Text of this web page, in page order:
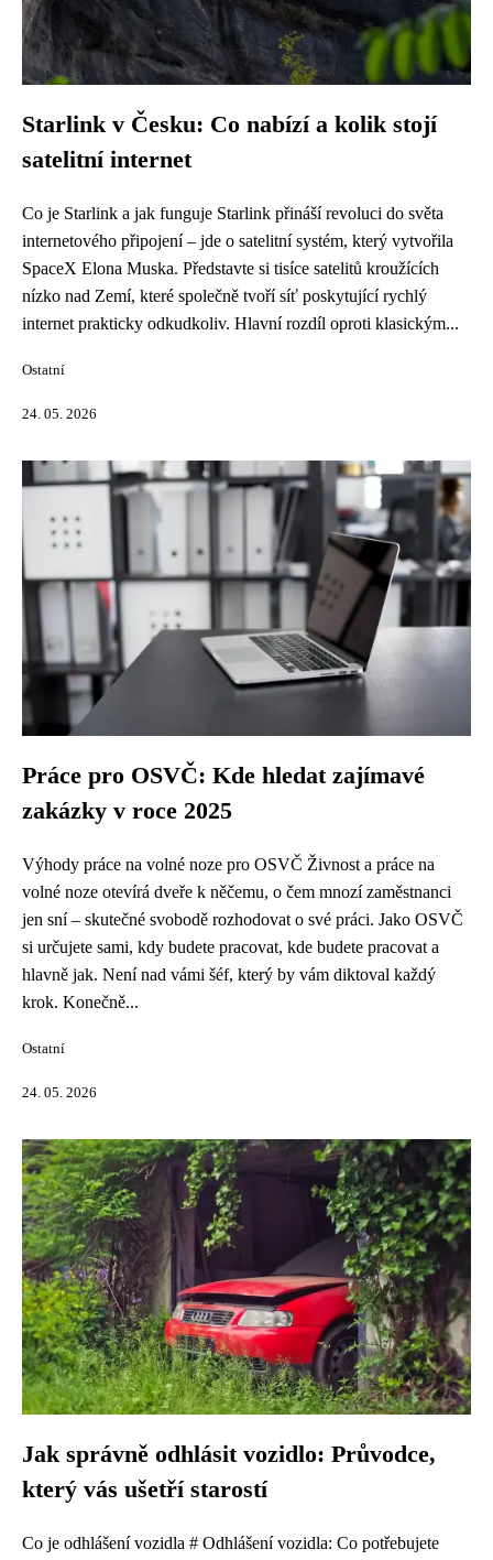
Starlink v Česku: Co nabízí a kolik stojí
satelitní internet
Co je Starlink a jak funguje Starlink přináší revoluci do světa
internetového připojení – jde o satelitní systém, který vytvořila
SpaceX Elona Muska. Představte si tisíce satelitů kroužících
nízko nad Zemí, které společně tvoří síť poskytující rychlý
internet prakticky odkudkoliv. Hlavní rozdíl oproti klasickým...
Ostatní
24. 05. 2026
Práce pro OSVČ: Kde hledat zajímavé
zakázky v roce 2025
Výhody práce na volné noze pro OSVČ Živnost a práce na
volné noze otevírá dveře k něčemu, o čem mnozí zaměstnanci
jen sní – skutečné svobodě rozhodovat o své práci. Jako OSVČ
si určujete sami, kdy budete pracovat, kde budete pracovat a
hlavně jak. Není nad vámi šéf, který by vám diktoval každý
krok. Konečně...
Ostatní
24. 05. 2026
Jak správně odhlásit vozidlo: Průvodce,
který vás ušetří starostí
Co je odhlášení vozidla # Odhlášení vozidla: Co potřebujete